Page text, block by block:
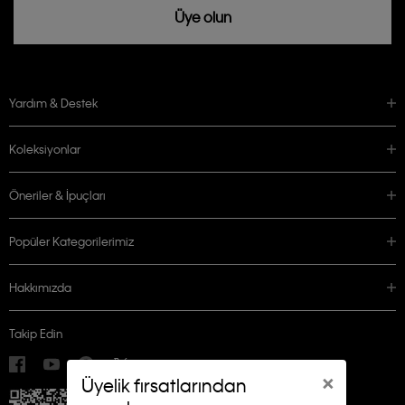
×
Üyelik fırsatlarından
Üye olun
Yardım & Destek
Koleksiyonlar
Öneriler & İpuçları
Popüler Kategorilerimiz
Hakkımızda
Takip Edin